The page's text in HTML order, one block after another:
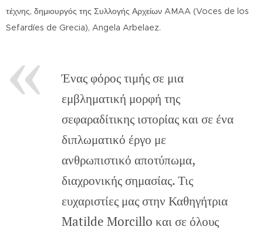
τέχνης, δημιουργός της Συλλογής Αρχείων AMAA (Voces de los
Sefardíes de Grecia), Angela Arbelaez.
Ένας φόρος τιμής σε μια
εμβληματική μορφή της
σεφαραδίτικης ιστορίας και σε ένα
διπλωματικό έργο με
ανθρωπιστικό αποτύπωμα,
διαχρονικής σημασίας. Τις
ευχαριστίες μας στην Καθηγήτρια
Matilde Morcillo και σε όλους